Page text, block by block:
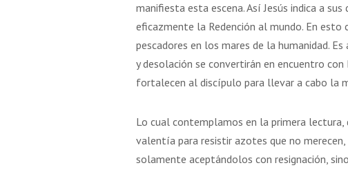
manifiesta esta escena. Así Jesús indica a
eficazmente la Redención al mundo. En esto
pescadores en los mares de la humanidad.
y desolación se convertirán en encuentro con
fortalecen al discípulo para llevar a cabo la
Lo cual contemplamos en la primera
valentía para resistir azotes que no
solamente aceptándolos con resignación,